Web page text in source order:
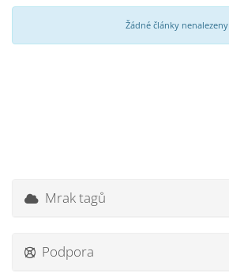
Žádné články nenalezeny
Mrak tagů
Podpora